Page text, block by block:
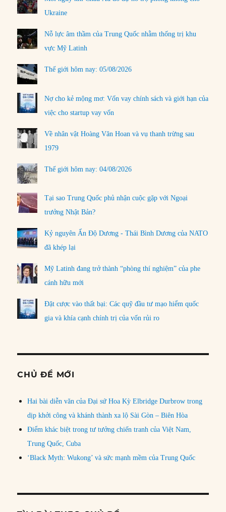
Ukraine
Nỗ lực âm thầm của Trung Quốc nhằm thống trị khu
vực Mỹ Latinh
Thế giới hôm nay: 05/08/2026
Nợ cho kẻ mộng mơ: Vốn vay chính sách và giới hạn của
việc cho startup vay vốn
Về nhân vật Hoàng Văn Hoan và vụ thanh trừng sau
1979
Thế giới hôm nay: 04/08/2026
Tại sao Trung Quốc phủ nhận cuộc gặp với Ngoại
trưởng Nhật Bản?
Kỷ nguyên Ấn Độ Dương - Thái Bình Dương của NATO
đã khép lại
Mỹ Latinh đang trở thành “phòng thí nghiệm” của phe
cánh hữu mới
Đặt cược vào thất bại: Các quỹ đầu tư mạo hiểm quốc
gia và khía cạnh chính trị của vốn rủi ro
CHỦ ĐỀ MỚI
Hai bài diễn văn của Đại sứ Hoa Kỳ Elbridge Durbrow trong
dịp khởi công và khánh thành xa lộ Sài Gòn – Biên Hòa
Điểm khác biệt trong tư tưởng chiến tranh của Việt Nam,
Trung Quốc, Cuba
‘Black Myth: Wukong’ và sức mạnh mềm của Trung Quốc